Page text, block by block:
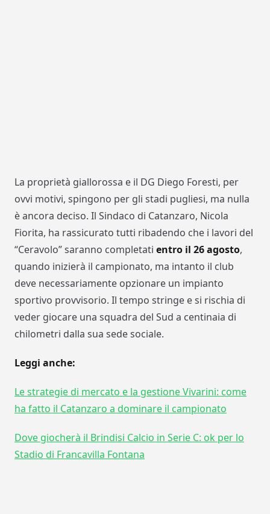
La proprietà giallorossa e il DG Diego Foresti, per
ovvi motivi, spingono per gli stadi pugliesi, ma nulla
è ancora deciso. Il Sindaco di Catanzaro, Nicola
Fiorita, ha rassicurato tutti ribadendo che i lavori del
“Ceravolo” saranno completati entro il 26 agosto,
quando inizierà il campionato, ma intanto il club
deve necessariamente opzionare un impianto
sportivo provvisorio. Il tempo stringe e si rischia di
veder giocare una squadra del Sud a centinaia di
chilometri dalla sua sede sociale.
Leggi anche:
Le strategie di mercato e la gestione Vivarini: come
ha fatto il Catanzaro a dominare il campionato
Dove giocherà il Brindisi Calcio in Serie C: ok per lo
Stadio di Francavilla Fontana